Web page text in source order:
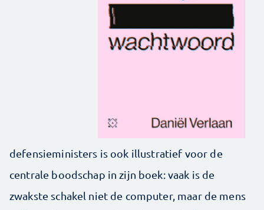
defensieministers is ook illustratief voor de
centrale boodschap in zijn boek: vaak is de
zwakste schakel niet de computer, maar de mens